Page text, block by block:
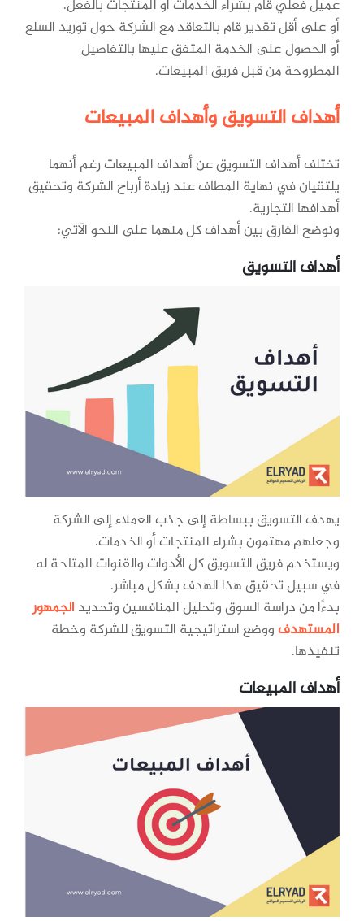
عميل فعلي قام بشراء الخدمات أو المنتجات بالفعل.
أو على أقل تقدير قام بالتعاقد مع الشركة حول توريد السلع
أو الحصول على الخدمة المتفق عليها بالتفاصيل
المطروحة من قبل فريق المبيعات.
أهداف التسويق وأهداف المبيعات
تختلف أهداف التسويق عن أهداف المبيعات رغم أنهما
يلتقيان في نهاية المطاف عند زيادة أرباح الشركة وتحقيق
أهدافها التجارية.
ونوضح الفارق بين أهداف كل منهما على النحو الآتي:
أهداف التسويق
يهدف التسويق ببساطة إلى جذب العملاء إلى الشركة
وجعلهم مهتمون بشراء المنتجات أو الخدمات.
ويستخدم فريق التسويق كل الأدوات والقنوات المتاحة له
في سبيل تحقيق هذا الهدف بشكل مباشر.
بدءًا من دراسة السوق وتحليل المنافسين وتحديد الجمهور
المستهدفووضع استراتيجية التسويق للشركة وخطة
تنفيذها.
أهداف المبيعات